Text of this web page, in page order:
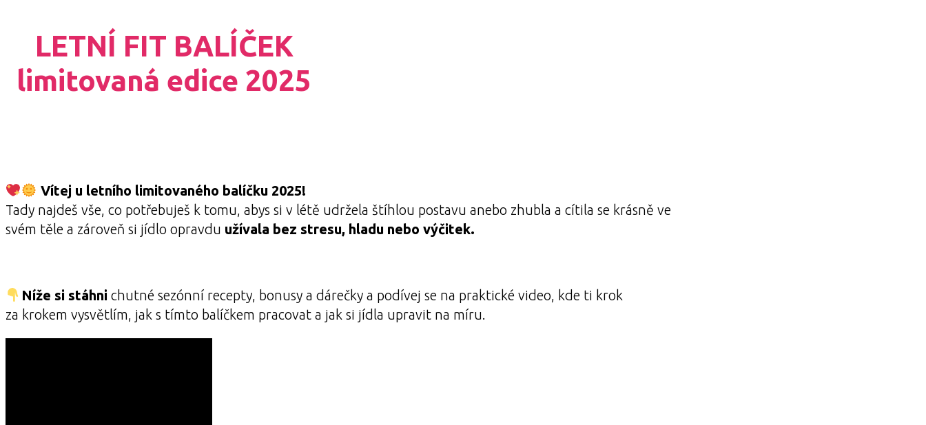
LETNÍ FIT BALÍČEK
limitovaná edice 2025
Vítej u letního limitovaného balíčku 2025!
Tady najdeš vše, co potřebuješ k tomu, abys si v létě udržela štíhlou postavu anebo zhubla a cítila se krásně ve
svém těle a zároveň si jídlo opravdu užívala bez stresu, hladu nebo výčitek.
Níže si stáhni chutné sezónní recepty, bonusy a dárečky a podívej se na praktické video, kde ti krok
za krokem vysvětlím, jak s tímto balíčkem pracovat a jak si jídla upravit na míru.